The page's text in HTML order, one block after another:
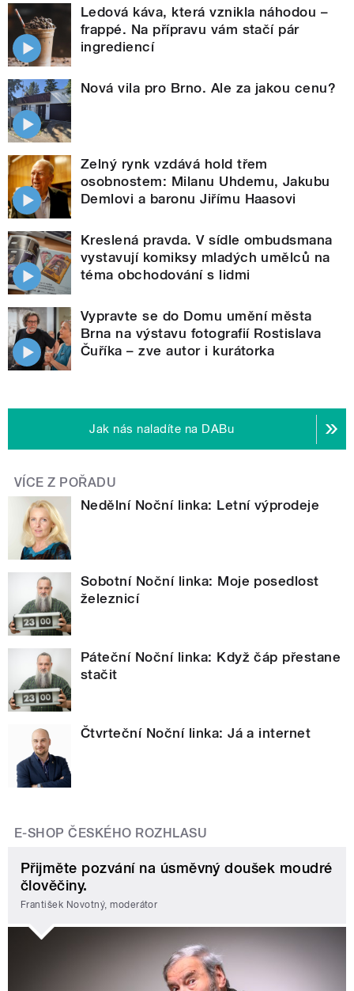
Ledová káva, která vznikla náhodou –
frappé. Na přípravu vám stačí pár
ingrediencí
Nová vila pro Brno. Ale za jakou cenu?
Zelný rynk vzdává hold třem
osobnostem: Milanu Uhdemu, Jakubu
Demlovi a baronu Jiřímu Haasovi
Kreslená pravda. V sídle ombudsmana
vystavují komiksy mladých umělců na
téma obchodování s lidmi
Vypravte se do Domu umění města
Brna na výstavu fotografií Rostislava
Čuříka – zve autor i kurátorka
Jak nás naladíte na DABu
VÍCE Z POŘADU
Nedělní Noční linka: Letní výprodeje
Sobotní Noční linka: Moje posedlost
železnicí
Páteční Noční linka: Když čáp přestane
stačit
Čtvrteční Noční linka: Já a internet
E-SHOP ČESKÉHO ROZHLASU
Přijměte pozvání na úsměvný doušek moudré
člověčiny.
František Novotný, moderátor